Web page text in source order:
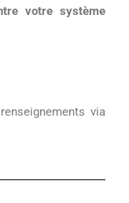
votre système
via